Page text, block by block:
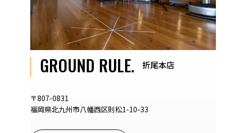
GROUND RULE. 折尾本店
〒807-0831
福岡県北九州市八幡西区則松1-10-33